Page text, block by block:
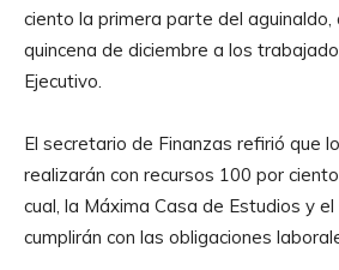
ciento la primera parte del aguinaldo,
quincena de diciembre a los
Ejecutivo.
El secretario de Finanzas refirió que
realizarán con recursos 100 por
cual, la Máxima Casa de Estudios y
cumplirán con las obligaciones